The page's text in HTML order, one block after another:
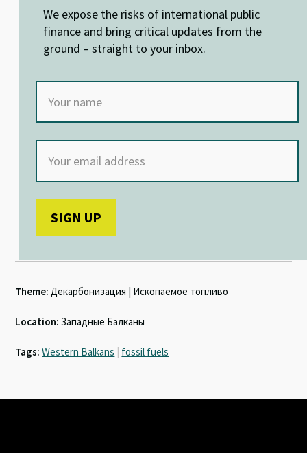
n o
k
p
p
We expose the risks of international public
finance and bring critical updates from the
ground – straight to your inbox.
Theme: Декарбонизация | Ископаемое топливо
Location: Западные Балканы
Tags: Western Balkans | fossil fuels